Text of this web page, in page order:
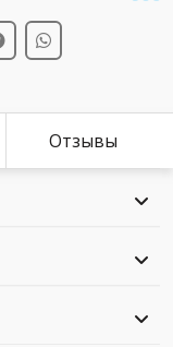
Отзывы